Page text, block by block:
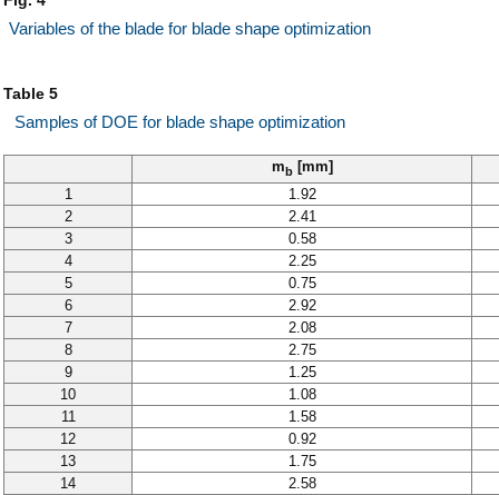
Variables of the blade for blade shape optimization
Table 5
Samples of DOE for blade shape optimization
mb [mm]
1
1.92
2
2.41
3
0.58
4
2.25
5
0.75
6
2.92
7
2.08
8
2.75
9
1.25
10
1.08
11
1.58
12
0.92
13
1.75
14
2.58